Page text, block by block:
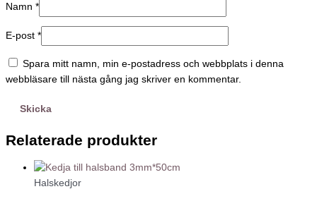
Namn *
E-post *
Spara mitt namn, min e-postadress och webbplats i denna
webbläsare till nästa gång jag skriver en kommentar.
Relaterade produkter
Halskedjor